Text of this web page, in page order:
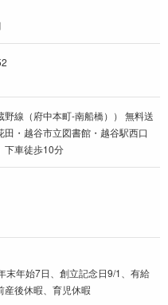
線（府中本町-南船橋）） 無料送
・越谷市立図書館・越谷駅西口
下車徒歩10分
末年始7日、創立記念日9/1、有給
産後休暇、育児休暇